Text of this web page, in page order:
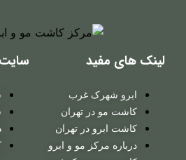
لینک های مفید
ابرو شهرک غرب
کاشت مو در تهران
کاشت ابرو در تهران
درباره مرکز مو و ابرو